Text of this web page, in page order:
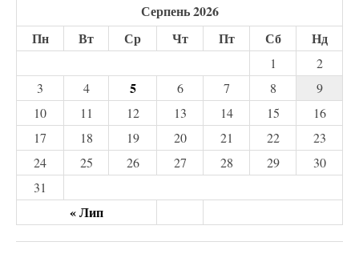
Серпень 2026
Пн
Вт Ср Чт Пт Сб Нд
« Лип
1
2
3
4 5 6 7 8
9
10
11 12 13 14 15
16
17
18 19 20 21 22
23
24
25 26 27 28 29
30
31